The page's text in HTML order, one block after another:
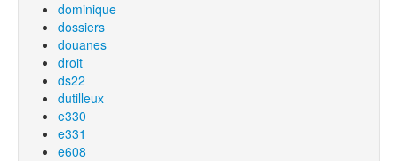
dominique
dossiers
douanes
droit
ds22
dutilleux
e330
e331
e608